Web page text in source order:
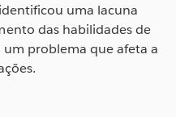
uma lacuna
das habilidades de
problema que afeta a